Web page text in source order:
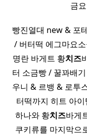
금
빵진열대 new & 포
/ 버터떡 에그마요
명란 바게트 황치즈
터 소금빵 / 꿀꽈배
우니 & 르뱅 & 로투
터떡까지 히트 아
하나와 황치즈바게
쿠키류를 마지막으